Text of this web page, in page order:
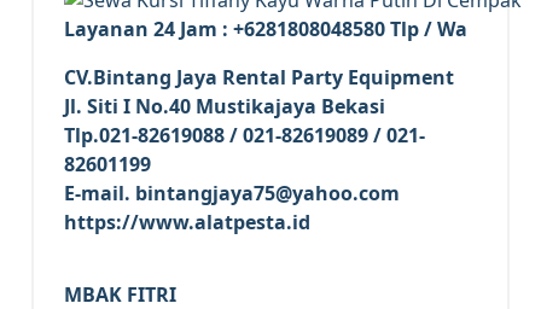
Layanan 24 Jam : +6281808048580 Tlp / Wa
CV.Bintang Jaya Rental Party Equipment
Jl. Siti I No.40 Mustikajaya Bekasi
Tlp.021-82619088 / 021-82619089 / 021-
82601199
E-mail. bintangjaya75@yahoo.com
https://www.alatpesta.id
MBAK FITRI